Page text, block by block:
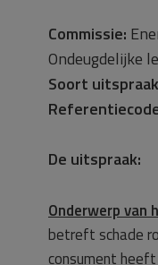
Commissie:
Ondeugdelijke
Soort
De uitspraak:
Onderwerp van
betreft schade
consument